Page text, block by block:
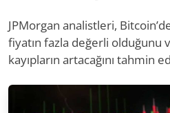
JPMorgan analistleri,
fiyatın fazla değerli olduğunu
kayıpların artacağını tahmin